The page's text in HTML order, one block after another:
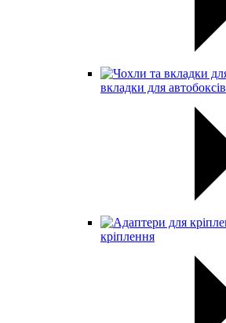
вкладки для автобоксів
кріплення